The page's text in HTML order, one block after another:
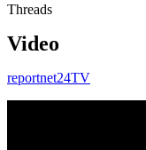
Threads
Video
reportnet24TV